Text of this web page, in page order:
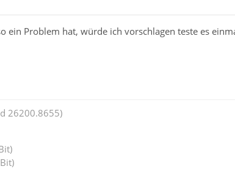
ein Problem hat, würde ich vorschlagen teste es
26200.8655)